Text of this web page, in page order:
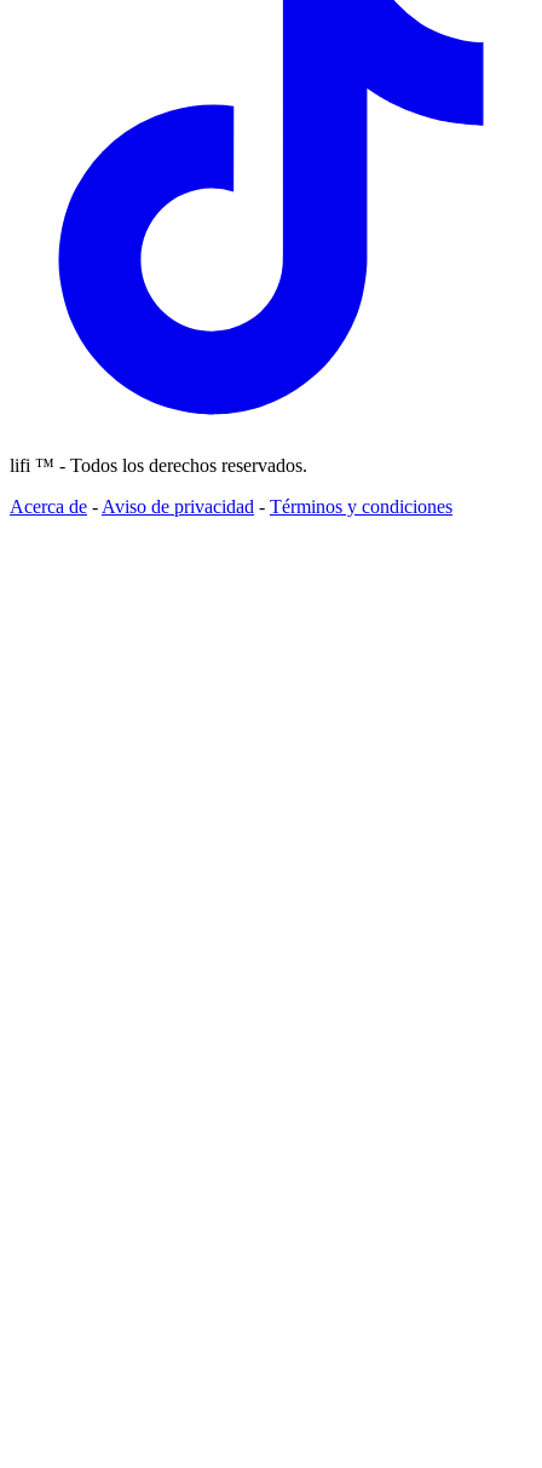
lifi ™ - Todos los derechos reservados.
Acerca de - Aviso de privacidad - Términos y condiciones